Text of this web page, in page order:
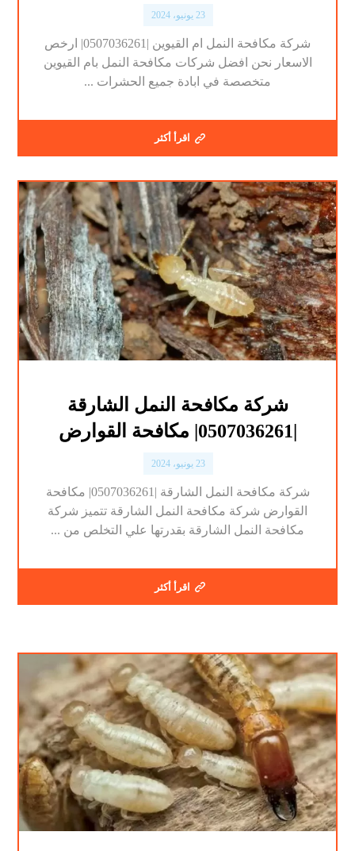
23 يونيو، 2024
شركة مكافحة النمل ام القيوين |0507036261| ارخص
الاسعار نحن افضل شركات مكافحة النمل بام القيوين
متخصصة في ابادة جميع الحشرات ...
اقرأ أكثر
شركة مكافحة النمل الشارقة
23 يونيو، 2024
شركة مكافحة النمل الشارقة |0507036261| مكافحة
القوارض شركة مكافحة النمل الشارقة تتميز شركة
مكافحة النمل الشارقة بقدرتها علي التخلص من ...
اقرأ أكثر